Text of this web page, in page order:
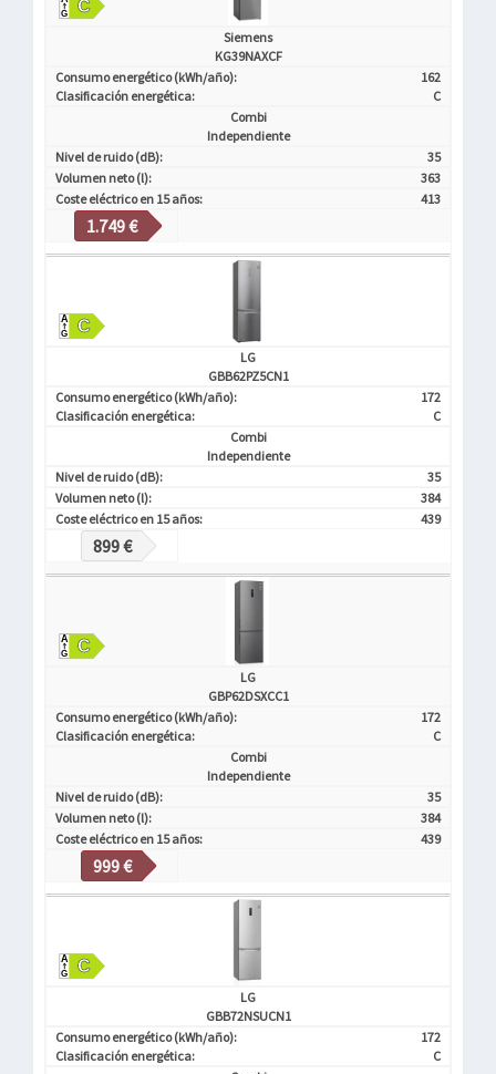
Siemens
KG39NAXCF
Consumo energético (kWh/año):
162
Clasificación energética:
C
Combi
Independiente
Nivel de ruido (dB):
35
Volumen neto (l):
363
Coste eléctrico en 15 años:
413
1.749 €
LG
GBB62PZ5CN1
Consumo energético (kWh/año):
172
Clasificación energética:
C
Combi
Independiente
Nivel de ruido (dB):
35
Volumen neto (l):
384
Coste eléctrico en 15 años:
439
899 €
LG
GBP62DSXCC1
Consumo energético (kWh/año):
172
Clasificación energética:
C
Combi
Independiente
Nivel de ruido (dB):
35
Volumen neto (l):
384
Coste eléctrico en 15 años:
439
999 €
LG
GBB72NSUCN1
Consumo energético (kWh/año):
172
Clasificación energética:
C